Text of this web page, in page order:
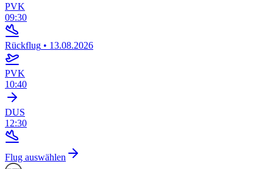
PVK
09:30
Rückflug • 13.08.2026
PVK
10:40
DUS
12:30
Flug auswählen